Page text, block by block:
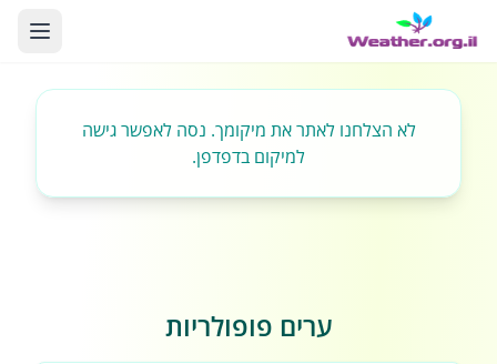
לא הצלחנו לאתר את מיקומך. נסה לאפשר גישה
למיקום בדפדפן.
ערים פופולריות